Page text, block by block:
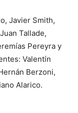
Javier Smith,
Tallade,
Pereyra y
Valentín
Berzoni,
Alarico.